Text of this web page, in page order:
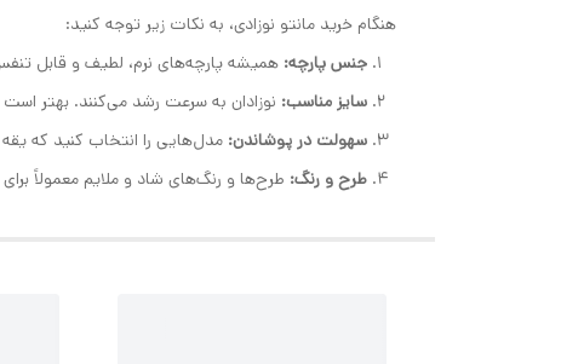
هنگام خرید مانتو نوزادی، به نکات زیر توجه کنید:
جنس پارچه: همیشه پارچه‌های نرم، لطیف و قابل تنفس مانند پنبه
سایز مناسب: نوزادان به سرعت رشد می‌کنند. بهتر است
سهولت در پوشاندن: مدل‌هایی را انتخاب کنید که
طرح و رنگ: طرح‌ها و رنگ‌های شاد و ملایم معمولاً